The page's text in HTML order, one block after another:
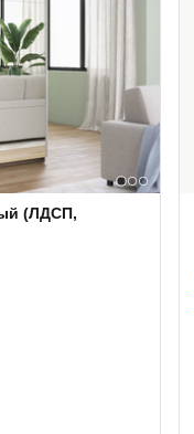
(ЛДСП,